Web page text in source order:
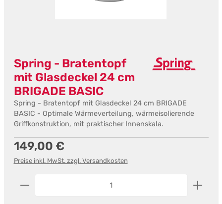
Spring - Bratentopf
mit Glasdeckel 24 cm
BRIGADE BASIC
Spring - Bratentopf mit Glasdeckel 24 cm BRIGADE
BASIC - Optimale Wärmeverteilung, wärmeisolierende
Griffkonstruktion, mit praktischer Innenskala.
Regulärer Preis:
149,00 €
Preise inkl. MwSt. zzgl. Versandkosten
Produkt Anzahl: Gib den gewünschten Wert ein